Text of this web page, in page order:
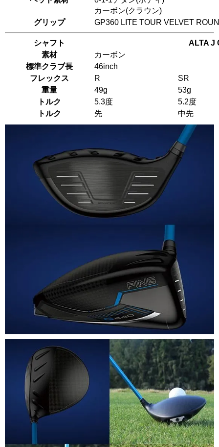
カーボン(クラウン)
グリップ
GP360 LITE TOUR VELVET
シャフト
ALTA J
素材
カーボン
標準クラブ長
46inch
フレックス
R
SR
重量
49g
53g
トルク
5.3度
5.2度
トルク
先 中先